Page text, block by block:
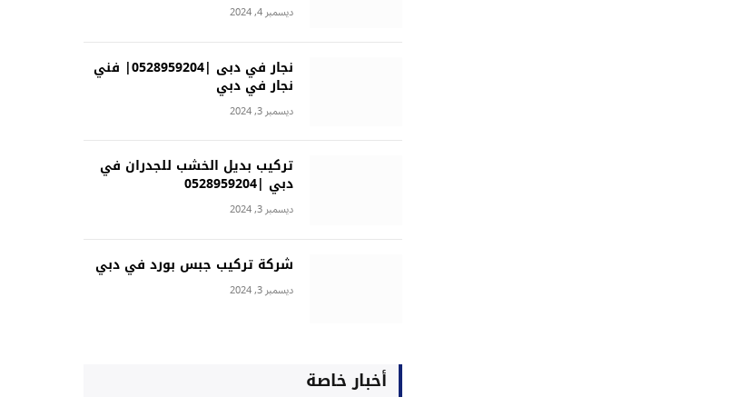
ديسمبر 4, 2024
نجار في دبى |0528959204| فني
نجار في دبي
ديسمبر 3, 2024
تركيب بديل الخشب للجدران في
دبي |0528959204
ديسمبر 3, 2024
شركة تركيب جبس بورد في دبي
ديسمبر 3, 2024
أخبار خاصة